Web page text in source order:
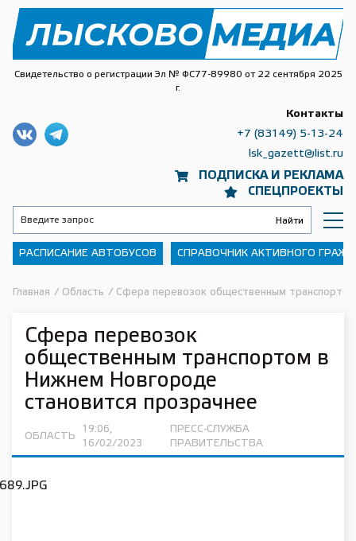
Свидетельство о регистрации Эл № ФС77-89980 от 22 сентября 2025
г.
ПОДПИСКА И РЕКЛАМА
СПЕЦПРОЕКТЫ
Контакты
+7 (83149) 5-13-24
lsk_gazett@list.ru
РАСПИСАНИЕ АВТОБУСОВ СПРАВОЧНИК АКТИВНОГО
Главная / Область / Сфера перевозок общественным
Сфера перевозок
общественным транспортом в
Нижнем Новгороде
становится прозрачнее
ОБЛАСТЬ
19:06,
16/02/2023
ПРЕСС-СЛУЖБА
ПРАВИТЕЛЬСТВА